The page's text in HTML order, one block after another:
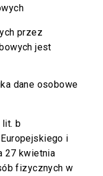
przez
jest
dane osobowe
lit. b
i
27 kwietnia
fizycznych w